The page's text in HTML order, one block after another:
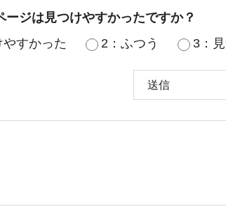
ージは見つけやすかったですか？
すかった
2：ふつう 3：